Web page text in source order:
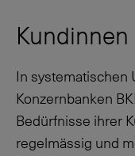
In systematischen
Konzernbanken
Bedürfnisse ihrer
regelmässig und